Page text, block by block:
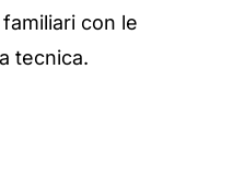
con le
tecnica.